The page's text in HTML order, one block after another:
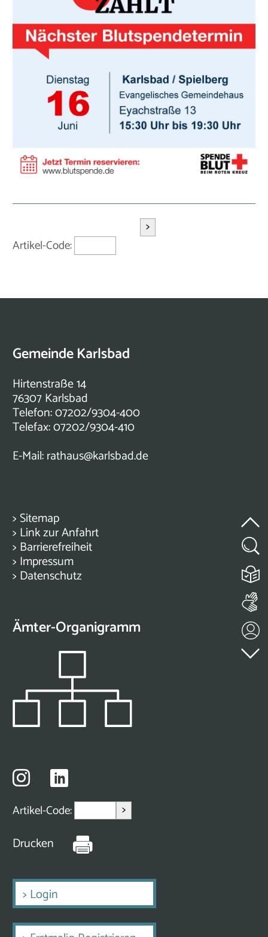
Artikel-Code:
>
Gemeinde Karlsbad
Hirtenstraße 14
76307 Karlsbad
Telefon: 07202/9304-400
Telefax: 07202/9304-410
E-Mail:rathaus@karlsbad.de
> Sitemap
> Link zur Anfahrt
> Barrierefreiheit
> Impressum
> Datenschutz
Ämter-Organigramm
Artikel-Code: >
Drucken
> Login